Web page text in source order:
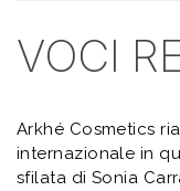
VOCI
Arkhé Cosmetics
internazionale in
sfilata di Sonia